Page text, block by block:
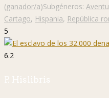
(ganador/a)Subgéneros:
Cartago, Hispania, República
5
6.2
P. Hislibris